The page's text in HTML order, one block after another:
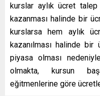
kurslar aylık ücret talep
kazanması halinde bir
kurslarsa hem aylık
kazanılması halinde
piyasa olması
olmakta, kursun
eğitmenlerine göre